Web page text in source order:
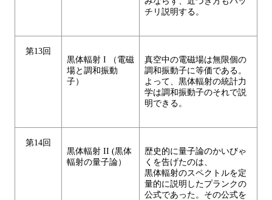
チリ説明する。
第13回
黒体輻射 I （電磁
場と調和振動
子）
真空中の電磁場は無限個の
調和振動子に等価である。
よって、黒体輻射の統計力
学は調和振動子のそれで説
明できる。
第14回
黒体輻射 II (黒体
輻射の量子論）
歴史的に量子論のかいびゃ
くを告げたのは、
黒体輻射のスペクトルを定
量的に説明したプランクの
公式であった。その公式を